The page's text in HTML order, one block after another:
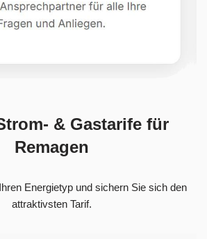
& Gastarife für
Remagen
Energietyp und sichern Sie sich den
attraktivsten Tarif.